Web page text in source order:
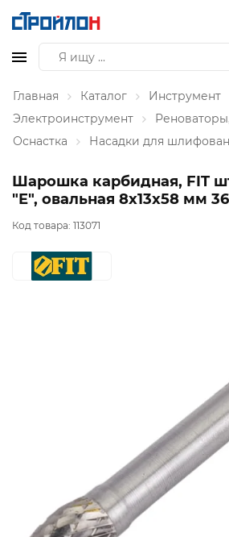
Главная Каталог
Инструмент
Электроинструмент
Оснастка
Насадки для
Шарошка карбидная, FIT
"E", овальная 8х13х58 мм
Код товара: 113071